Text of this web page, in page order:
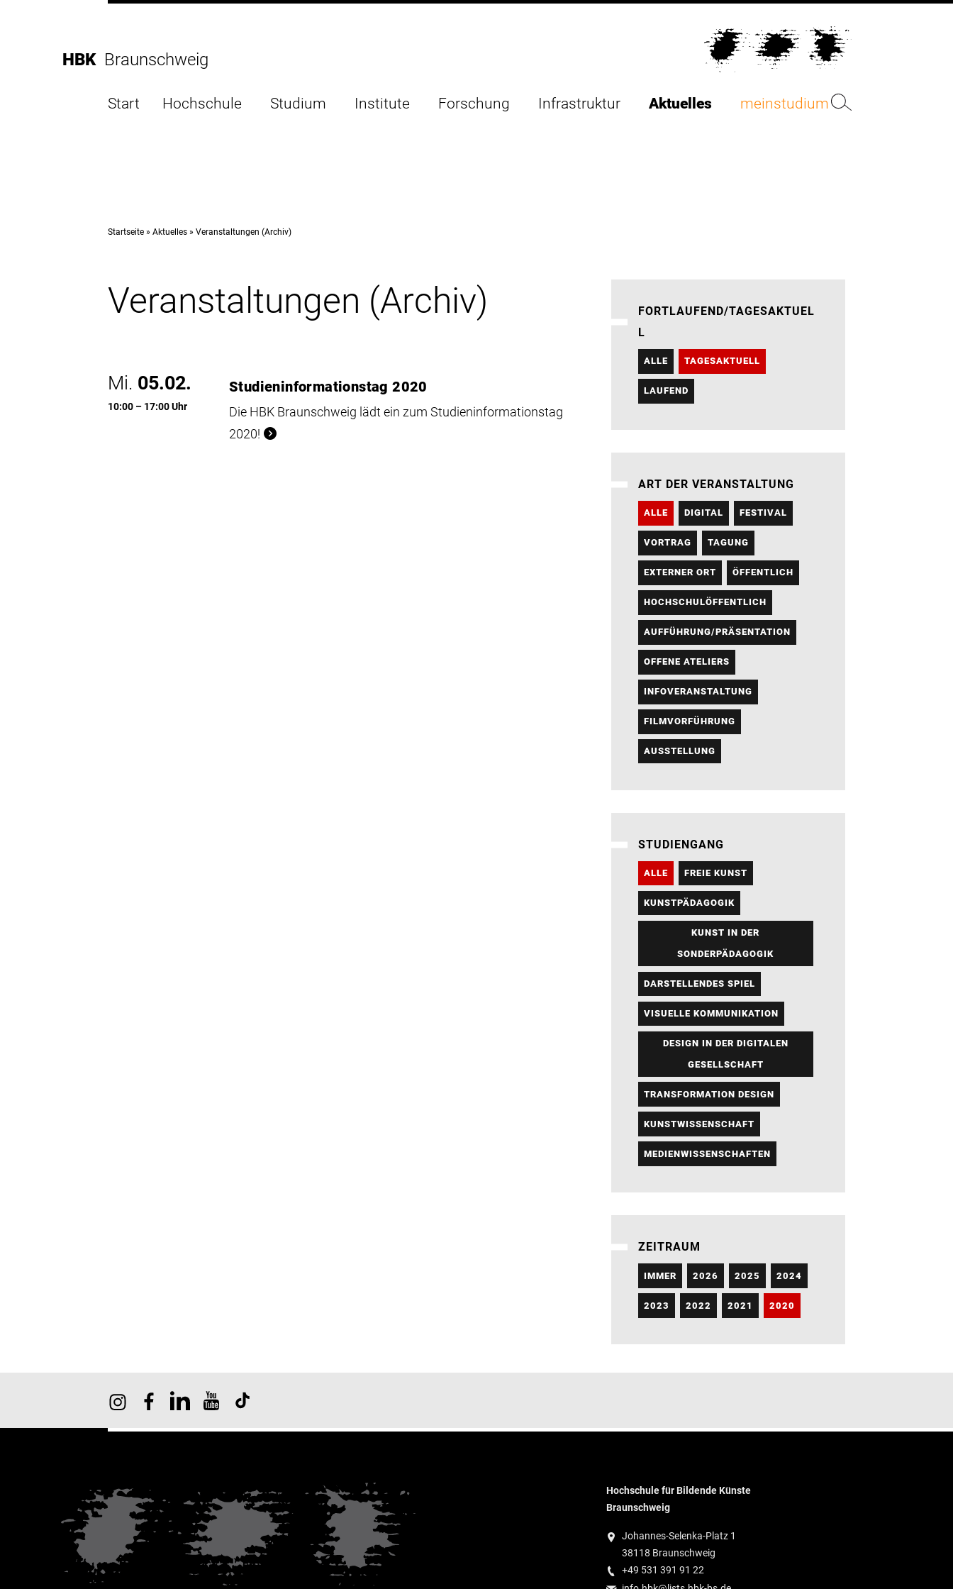
Hauptnavigation
HBK Braunschweig
Start Hochschule Studium Institute Forschung Infrastruktur Aktuelles meinstudium
Startseite Aktuelles Veranstaltungen (Archiv)
Veranstaltungen (Archiv)
Mi. 05.02.
10:00 – 17:00 Uhr
Studieninformationstag 2020
Die HBK Braunschweig lädt ein zum Studieninformationstag
2020!
FORTLAUFEND/TAGESAKTUEL
L
ALLE TAGESAKTUELL
LAUFEND
ART DER VERANSTALTUNG
ALLE DIGITAL FESTIVAL
VORTRAG TAGUNG
EXTERNER ORT ÖFFENTLICH
HOCHSCHULÖFFENTLICH
AUFFÜHRUNG/PRÄSENTATION
OFFENE ATELIERS
INFOVERANSTALTUNG
FILMVORFÜHRUNG
AUSSTELLUNG
STUDIENGANG
ALLE FREIE KUNST
KUNSTPÄDAGOGIK
KUNST IN DER
SONDERPÄDAGOGIK
DARSTELLENDES SPIEL
VISUELLE KOMMUNIKATION
DESIGN IN DER DIGITALEN
GESELLSCHAFT
TRANSFORMATION DESIGN
KUNSTWISSENSCHAFT
MEDIENWISSENSCHAFTEN
ZEITRAUM
IMMER 2026 2025 2024
2023 2022 2021 2020
Hochschule für Bildende Künste
Braunschweig
Johannes-Selenka-Platz 1
38118 Braunschweig
+49 531 391 91 22